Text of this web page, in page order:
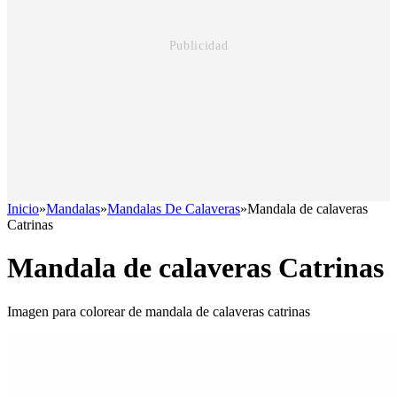
Inicio»Mandalas»Mandalas De Calaveras»Mandala de calaveras
Catrinas
Mandala de calaveras Catrinas
Imagen para colorear de mandala de calaveras catrinas